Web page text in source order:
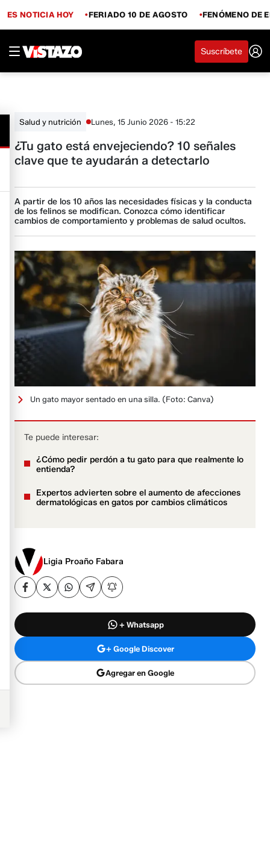
ES NOTICIA HOY FERIADO 10 DE AGOSTO FENÓMENO DE
Suscríbete
Salud y nutrición Lunes, 15 Junio 2026 - 15:22
¿Tu gato está envejeciendo? 10 señales
clave que te ayudarán a detectarlo
A partir de los 10 años las necesidades físicas y la conducta
de los felinos se modifican. Conozca cómo identificar
cambios de comportamiento y problemas de salud ocultos.
Un gato mayor sentado en una silla. (Foto: Canva)
Te puede interesar:
¿Cómo pedir perdón a tu gato para que realmente lo
entienda?
Expertos advierten sobre el aumento de afecciones
dermatológicas en gatos por cambios climáticos
Ligia Proaño Fabara
+ Whatsapp
+ Google Discover
Agregar en Google